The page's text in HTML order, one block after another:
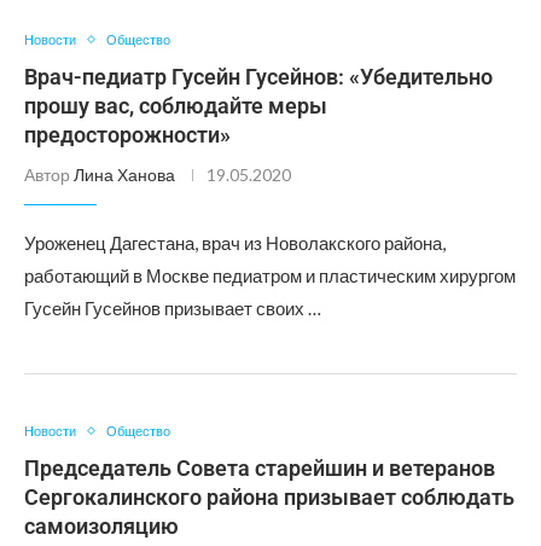
Новости Общество
Врач-педиатр Гусейн Гусейнов: «Убедительно
прошу вас, соблюдайте меры
предосторожности»
Автор Лина Ханова 19.05.2020
Уроженец Дагестана, врач из Новолакского района,
работающий в Москве педиатром и пластическим хирургом
Гусейн Гусейнов призывает своих …
Новости Общество
Председатель Совета старейшин и ветеранов
Сергокалинского района призывает соблюдать
самоизоляцию